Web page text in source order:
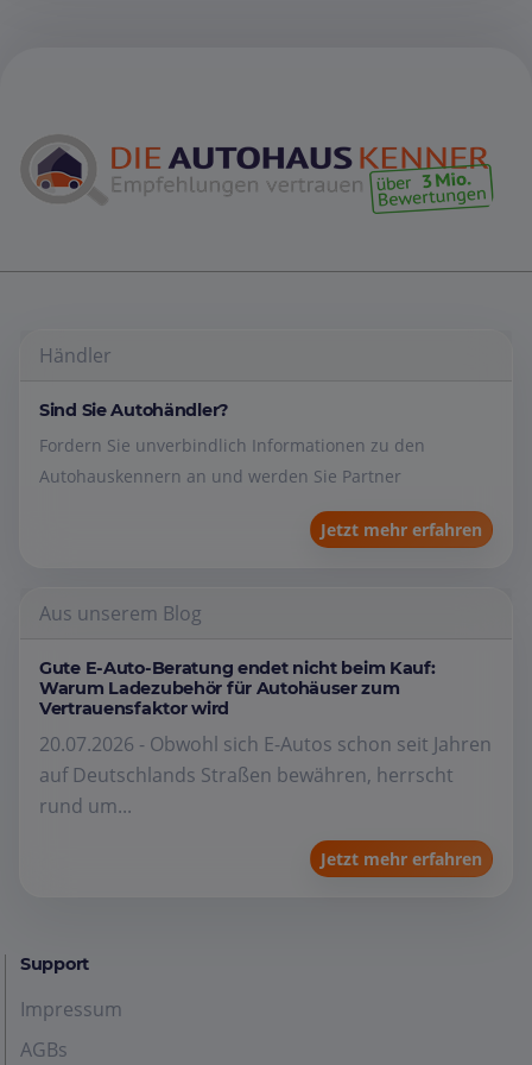
Händler
Sind Sie Autohändler?
Fordern Sie unverbindlich Informationen zu den
Autohauskennern an und werden Sie Partner
Jetzt mehr erfahren
Aus unserem Blog
Gute E-Auto-Beratung endet nicht beim Kauf:
Warum Ladezubehör für Autohäuser zum
Vertrauensfaktor wird
20.07.2026 - Obwohl sich E-Autos schon seit Jahren
auf Deutschlands Straßen bewähren, herrscht
rund um...
Jetzt mehr erfahren
Support
Impressum
AGBs